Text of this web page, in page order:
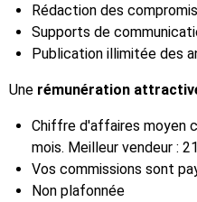
Rédaction des
Supports de
Publication illimitée des
Une rémunération
Chiffre d'affaires moyen
mois. Meilleur vendeur :
Vos commissions sont
Non plafonnée